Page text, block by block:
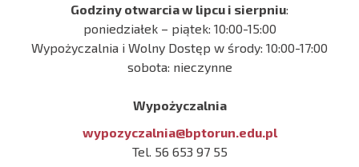
Godziny otwarcia w lipcu i sierpniu:
poniedziałek – piątek: 10:00-15:00
Wypożyczalnia i Wolny Dostęp w środy: 10:00-17:00
sobota: nieczynne
Wypożyczalnia
wypozyczalnia@bptorun.edu.pl
Tel. 56 653 97 55